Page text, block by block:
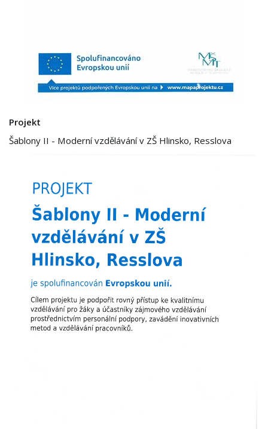
Projekt
Šablony II - Moderní vzdělávání v ZŠ Hlinsko, Resslova